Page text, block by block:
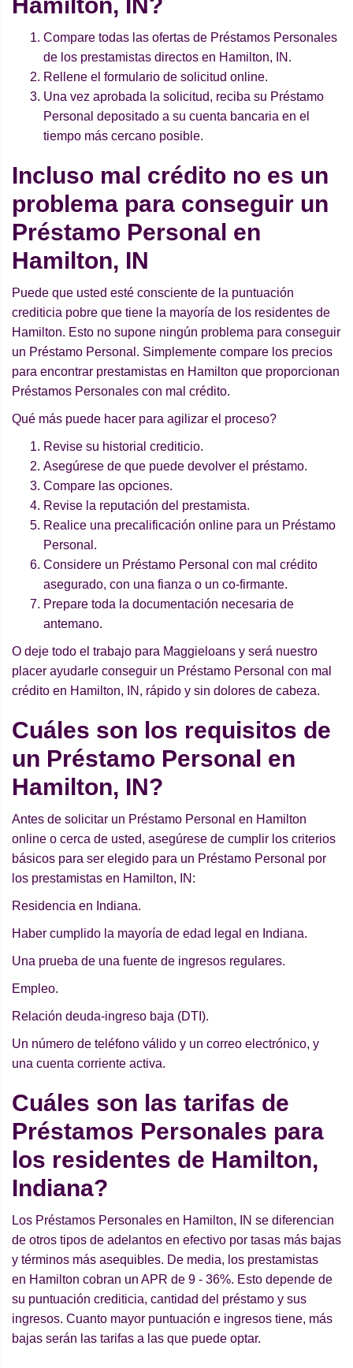
Hamilton, IN?
Compare todas las ofertas de Préstamos Personales
de los prestamistas directos en Hamilton, IN.
Rellene el formulario de solicitud online.
Una vez aprobada la solicitud, reciba su Préstamo
Personal depositado a su cuenta bancaria en el
tiempo más cercano posible.
Incluso mal crédito no es un
problema para conseguir un
Préstamo Personal en
Hamilton, IN
Puede que usted esté consciente de la puntuación
crediticia pobre que tiene la mayoría de los residentes de
Hamilton. Esto no supone ningún problema para conseguir
un Préstamo Personal. Simplemente compare los precios
para encontrar prestamistas en Hamilton que proporcionan
Préstamos Personales con mal crédito.
Qué más puede hacer para agilizar el proceso?
Revise su historial crediticio.
Asegúrese de que puede devolver el préstamo.
Compare las opciones.
Revise la reputación del prestamista.
Realice una precalificación online para un Préstamo
Personal.
Considere un Préstamo Personal con mal crédito
asegurado, con una fianza o un co-firmante.
Prepare toda la documentación necesaria de
antemano.
O deje todo el trabajo para Maggieloans y será nuestro
placer ayudarle conseguir un Préstamo Personal con mal
crédito en Hamilton, IN, rápido y sin dolores de cabeza.
Cuáles son los requisitos de
un Préstamo Personal en
Hamilton, IN?
Antes de solicitar un Préstamo Personal en Hamilton
online o cerca de usted, asegúrese de cumplir los criterios
básicos para ser elegido para un Préstamo Personal por
los prestamistas en Hamilton, IN:
Residencia en Indiana.
Haber cumplido la mayoría de edad legal en Indiana.
Una prueba de una fuente de ingresos regulares.
Empleo.
Relación deuda-ingreso baja (DTI).
Un número de teléfono válido y un correo electrónico, y
una cuenta corriente activa.
Cuáles son las tarifas de
Préstamos Personales para
los residentes de Hamilton,
Indiana?
Los Préstamos Personales en Hamilton, IN se diferencian
de otros tipos de adelantos en efectivo por tasas más bajas
y términos más asequibles. De media, los prestamistas
en Hamilton cobran un APR de 9 - 36%. Esto depende de
su puntuación crediticia, cantidad del préstamo y sus
ingresos. Cuanto mayor puntuación e ingresos tiene, más
bajas serán las tarifas a las que puede optar.